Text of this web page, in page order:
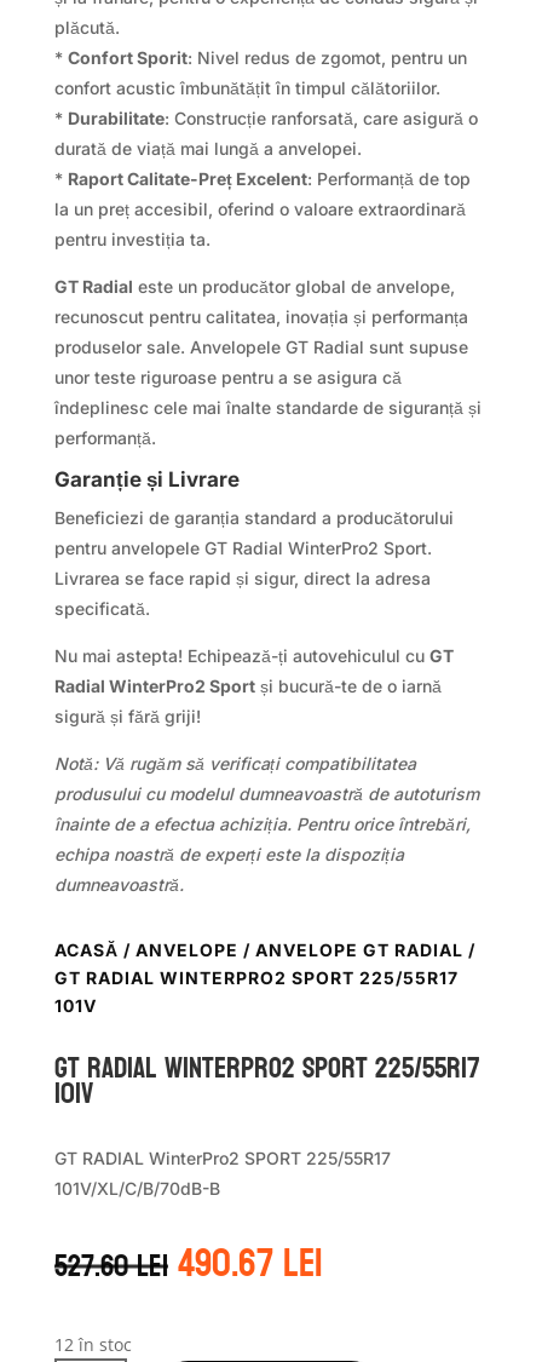
plăcută.
* Confort Sporit: Nivel redus de zgomot, pentru un
confort acustic îmbunătățit în timpul călătoriilor.
* Durabilitate: Construcție ranforsată, care asigură o
durată de viață mai lungă a anvelopei.
* Raport Calitate-Preț Excelent: Performanță de top
la un preț accesibil, oferind o valoare extraordinară
pentru investiția ta.
GT Radial este un producător global de anvelope,
recunoscut pentru calitatea, inovația și performanța
produselor sale. Anvelopele GT Radial sunt supuse
unor teste riguroase pentru a se asigura că
îndeplinesc cele mai înalte standarde de siguranță și
performanță.
Garanție și Livrare
Beneficiezi de garanția standard a producătorului
pentru anvelopele GT Radial WinterPro2 Sport.
Livrarea se face rapid și sigur, direct la adresa
specificată.
Nu mai astepta! Echipează-ți autovehiculul cu GT
Radial WinterPro2 Sportși bucură-te de o iarnă
sigură și fără griji!
Notă: Vă rugăm să verificați compatibilitatea
produsului cu modelul dumneavoastră de autoturism
înainte de a efectua achiziția. Pentru orice întrebări,
echipa noastră de experți este la dispoziția
dumneavoastră.
ACASĂ / ANVELOPE / ANVELOPE GT RADIAL /
GT RADIAL WINTERPRO2 SPORT 225/55R17
101V
GT Radial WINTERPRO2 SPORT 225/55R17
101V
GT RADIAL WinterPro2 SPORT 225/55R17
101V/XL/C/B/70dB-B
527.60leiPrețul
inițial
490.67leiPrețul
curent
12 în stoc